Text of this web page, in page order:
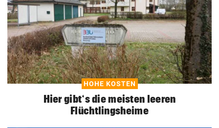
HOHE KOSTEN
Hier gibt‘s die meisten leeren
Flüchtlingsheime